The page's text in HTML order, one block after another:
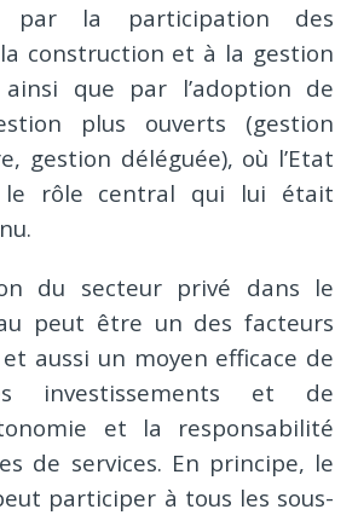
par la participation des
construction et à la gestion
ainsi que par l’adoption de
plus ouverts (gestion
gestion déléguée), où l’Etat
rôle central qui lui était
du secteur privé dans le
peut être un des facteurs
aussi un moyen efficace de
investissements et de
et la responsabilité
de services. En principe, le
participer à tous les sous-